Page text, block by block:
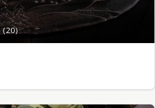
(20)